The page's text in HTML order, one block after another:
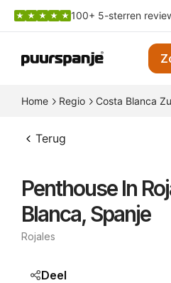
100+ 5-sterren
Home Regio Costa Blanca
Terug
Penthouse In
Blanca, Spanje
Rojales
Deel